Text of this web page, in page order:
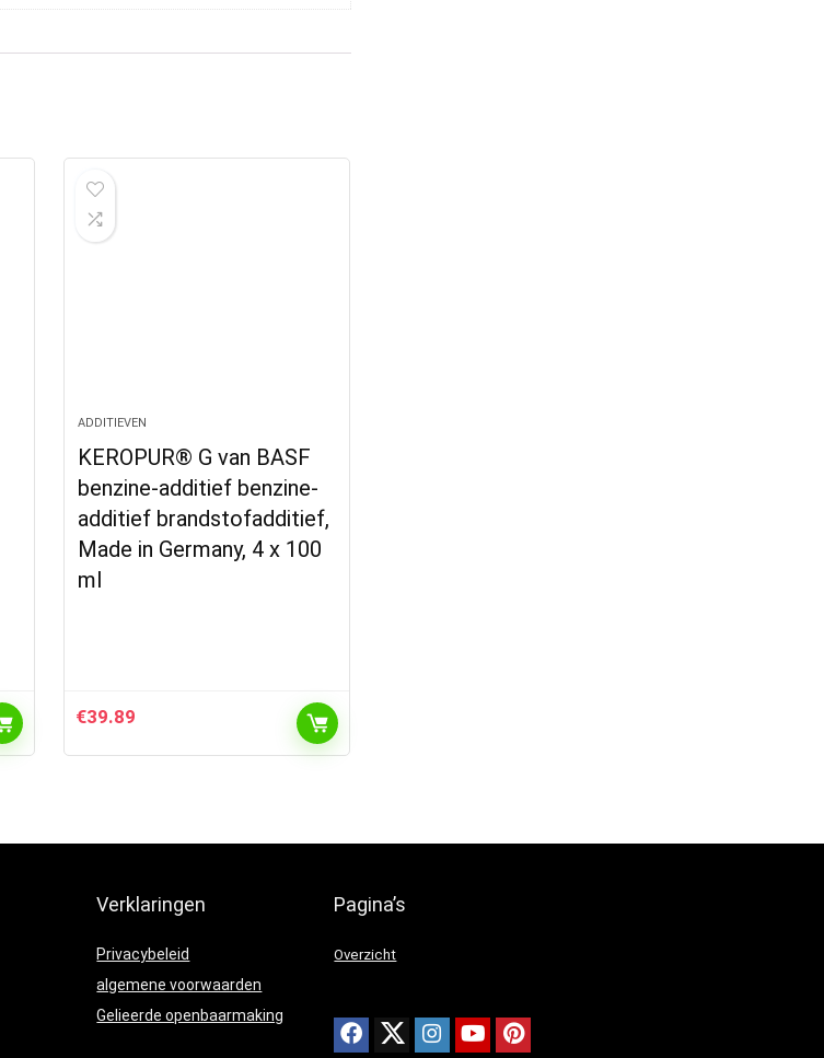
ADDITIEVEN
KEROPUR® G van BASF
benzine-additief benzine-
additief brandstofadditief,
Made in Germany, 4 x 100
ml
€39.89
Verklaringen
Privacybeleid
algemene voorwaarden
Gelieerde openbaarmaking
Pagina’s
Overzicht